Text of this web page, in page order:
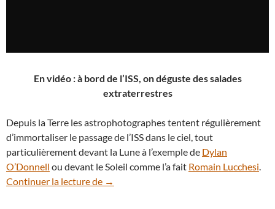
En vidéo : à bord de l’ISS, on déguste des salades
extraterrestres
Depuis la Terre les astrophotographes tentent régulièrement
d’immortaliser le passage de l’ISS dans le ciel, tout
particulièrement devant la Lune à l’exemple de Dylan
O’Donnell ou devant le Soleil comme l’a fait Romain Lucchesi.
Continuer la lecture de Vu de la Terre, le rendez-vous entre la
→